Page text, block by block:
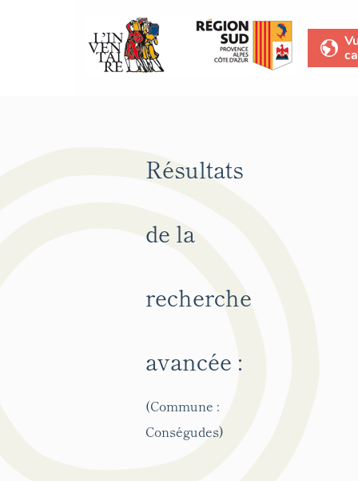
Résultats
de la
recherche
avancée :
(Commune :
Conségudes)